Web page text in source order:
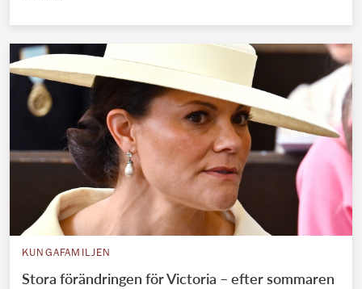
KUNGAFAMILJEN
Stora förändringen för Victoria – efter sommaren